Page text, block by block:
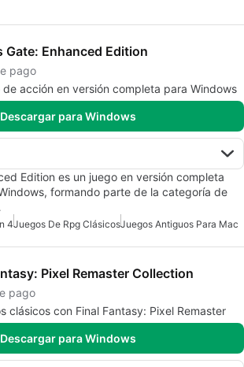
Gate: Enhanced Edition
pago
de acción en versión completa para Windows
Descargar para Windows
Edition es un juego en versión completa
formando parte de la categoría de
4Juegos De Rpg ClásicosJuegos Antiguos Para Mac
Pixel Remaster Collection
pago
clásicos con Final Fantasy: Pixel Remaster
Descargar para Windows